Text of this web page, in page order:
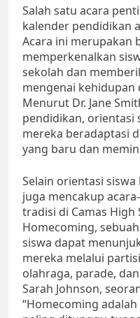
Salah satu acara
kalender pendidikan
Acara ini merupakan
memperkenalkan
sekolah dan
mengenai kehidupan
Menurut Dr. Jane
pendidikan, orientasi
mereka beradaptasi
yang baru dan
Selain orientasi
juga mencakup
tradisi di Camas High
Homecoming,
siswa dapat
mereka melalui
olahraga, parade,
Sarah Johnson,
“Homecoming